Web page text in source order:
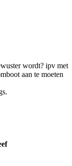
wordt? ipv met
aan te moeten